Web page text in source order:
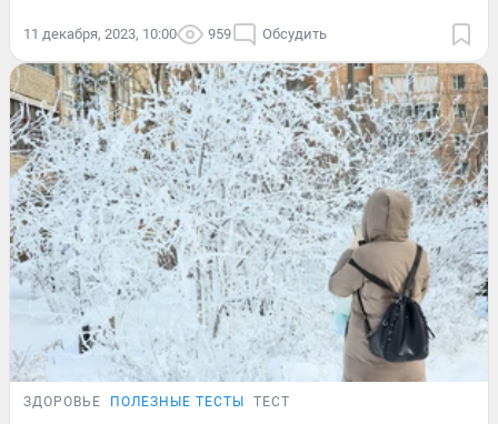
11 декабря, 2023, 10:00 959 Обсудить
ЗДОРОВЬЕ ПОЛЕЗНЫЕ ТЕСТЫ ТЕСТ